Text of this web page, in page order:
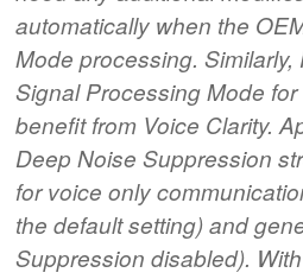
automatically when the
Mode processing.
Signal Processing Mode
benefit from Voice Clarity.
Deep Noise Suppression
for voice only
the default setting) and
Suppression disabled).